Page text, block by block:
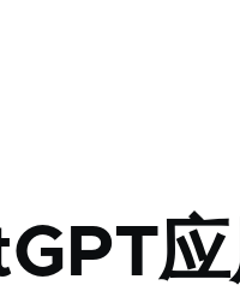
应